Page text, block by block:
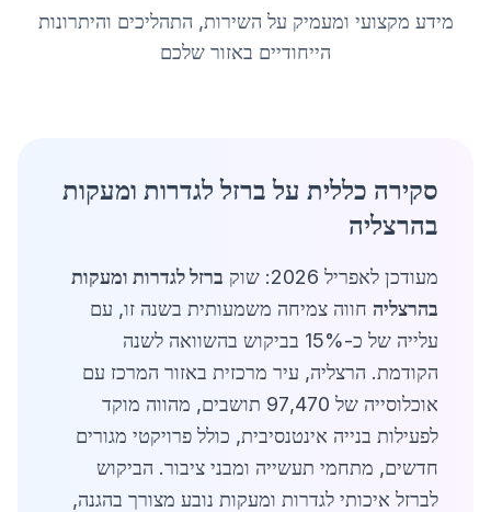
מידע מקצועי ומעמיק על השירות, התהליכים והיתרונות
הייחודיים באזור שלכם
סקירה כללית על ברזל לגדרות ומעקות
בהרצליה
מעודכן לאפריל 2026: שוק
ברזל לגדרות ומעקות
בהרצליה חווה צמיחה משמעותית בשנה זו, עם
עלייה של כ-15% בביקוש בהשוואה לשנה
הקודמת. הרצליה, עיר מרכזית באזור המרכז עם
אוכלוסייה של 97,470 תושבים, מהווה מוקד
לפעילות בנייה אינטנסיבית, כולל פרויקטי מגורים
חדשים, מתחמי תעשייה ומבני ציבור. הביקוש
לברזל איכותי לגדרות ומעקות נובע מצורך בהגנה,